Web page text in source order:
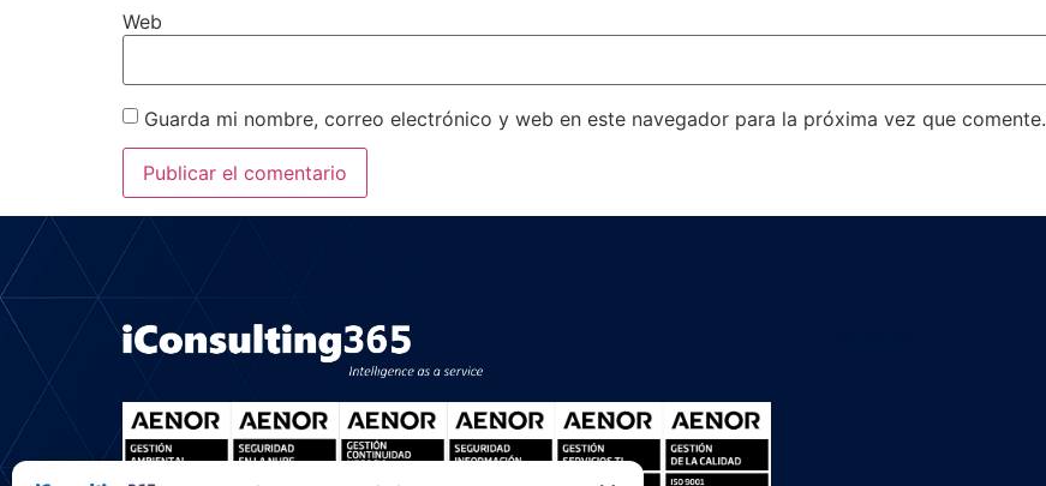
Web
Guarda mi nombre, correo electrónico y web en este navegador para la próxima vez que comente.